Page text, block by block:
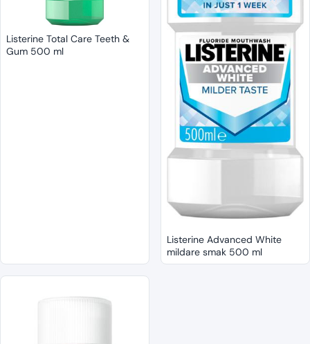
Listerine Total Care Teeth &
Gum 500 ml
Listerine Advanced White
mildare smak 500 ml